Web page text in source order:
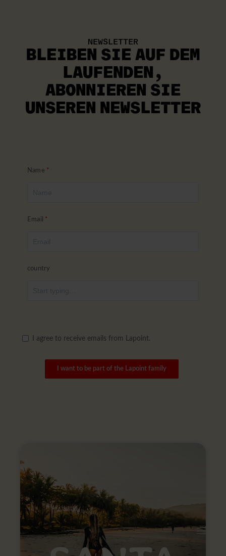
NEWSLETTER
BLEIBEN SIE AUF DEM
LAUFENDEN ,
ABONNIEREN SIE
UNSEREN NEWSLETTER
Name
Email
country
I agree to receive emails from Lapoint.
I want to be part of the Lapoint family